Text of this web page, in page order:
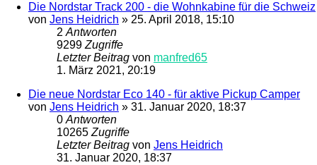
Die Nordstar Track 200 - die Wohnkabine für die Schweiz
von Jens Heidrich » 25. April 2018, 15:10
2 Antworten
9299 Zugriffe
Letzter Beitrag von manfred65
1. März 2021, 20:19
Die neue Nordstar Eco 140 - für aktive Pickup Camper
von Jens Heidrich » 31. Januar 2020, 18:37
0 Antworten
10265 Zugriffe
Letzter Beitrag von Jens Heidrich
31. Januar 2020, 18:37